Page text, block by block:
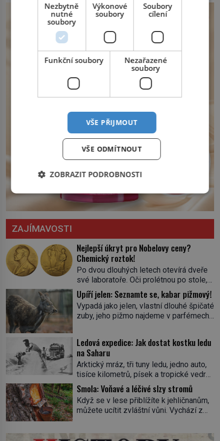
Fontaine, narozený 8. července 1621,
nemůže rozhodnout, co v životě vlastně
dozorce po svém otci, ale víc […]
ZAJÍMAVOSTI
Nejlepší úkryt pro Nobelovy ceny?
Chemický roztok!
Po dvou dlouhých letech otevírá dveře
své laboratoře. Oči prolétnou po stole,
aby pak ulpěly na regálu, kde se nachází
všemožné látky. Hledá žluto-oranžovou
tekutinu, jakmile ji zahlédne, nesmírně
se mu uleví. Teď může svůj plán
skrývá směs s názvem lučavka
královská. Svůj přídomek nemá pro nic
za nic, […]
Upíří jelen: Seznamte se, kabar pižmový!
Vypadá jako jelen, vlastní dlouhé špičaté
zuby, jeho pižmo najdeme v parfémech
jediného zástupce zvířecí říše – kabara
pižmového. V Evropě ho jako první
popíše švédský botanik Carl Linné
(1707–1778), jenže v Asii o něm ví už
celá staletí. Zvíře připomíná jelena,
v kohoutku dosahuje […]
Ledová expedice: Jak dostat kostku ledu
na Saharu
Arktický mráz, tři tuny ledu, jedno auto,
tisíce kilometrů, písek a tropické vedro.
To je ve zkratce zdánlivě nesplnitelná
výzva, která se promění v úžasné
dobrodružství a důkaz, že nic není
nemožné. Vše začíná na podzim 1958
neobvyklou výzvou. Tomu, kdo dokáže
Smola: Voňavé a léčivé slzy stromů
Když se v lese přiblížíte k jehličnanům,
můžete ucítit zvláštní vůni. Vychází z
Nezbytně
nutné
soubory
Výkonové
soubory
Soubory
cílení
Funkční soubory
Nezařazené
soubory
VŠE PŘIJMOUT
VŠE ODMÍTNOUT
ZOBRAZIT PODROBNOSTI